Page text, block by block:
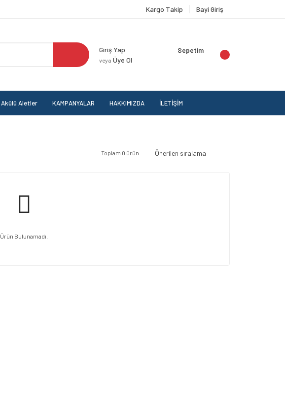
Kargo Takip Bayi Giriş
Giriş Yap
veya Üye Ol
Sepetim
Akülü Aletler KAMPANYALAR HAKKIMIZDA İLETİŞİM
Toplam 0 ürün
Ürün Bulunamadı.